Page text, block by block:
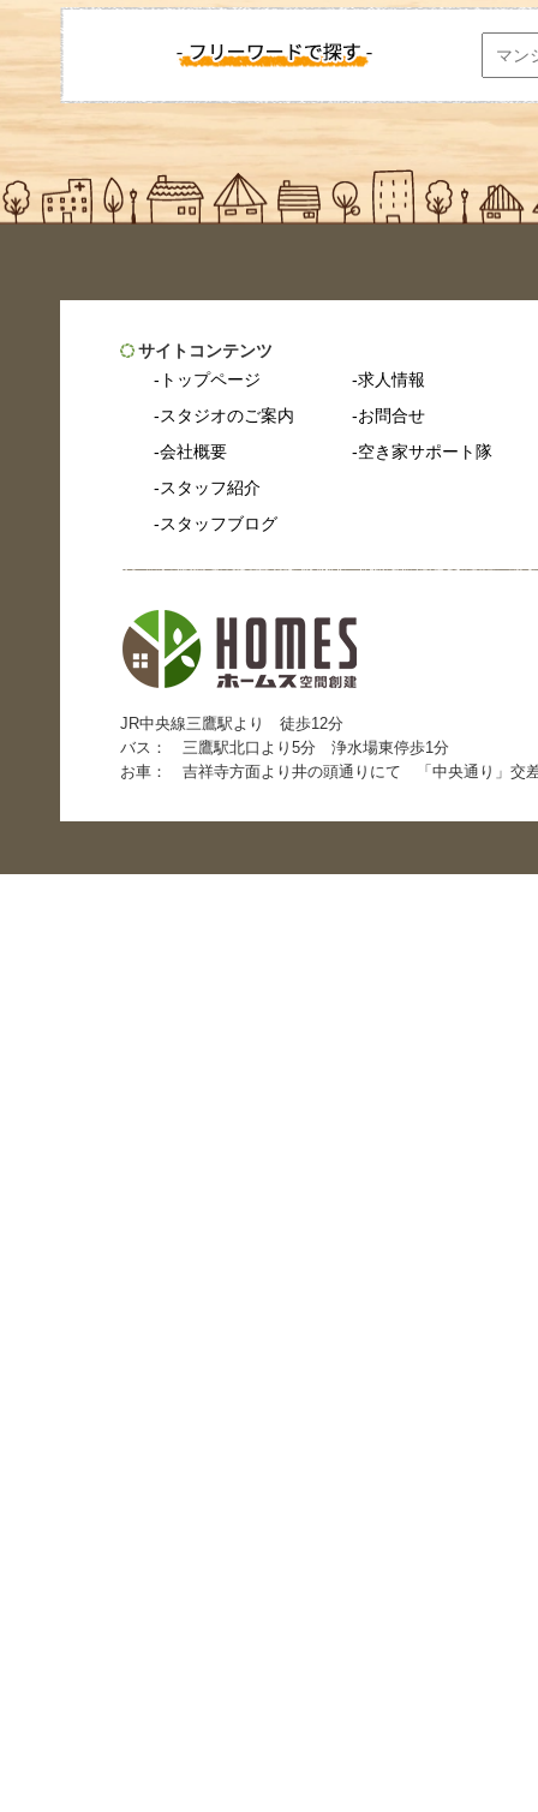
サイトコンテンツ
トップページ
スタジオのご案内
会社概要
スタッフ紹介
スタッフブログ
求人情報
お問合せ
空き家サポート隊
JR中央線三鷹駅より 徒歩12分
バス： 三鷹駅北口より5分 浄水場東停歩1分
お車： 吉祥寺方面より井の頭通りにて 「中央通り」交